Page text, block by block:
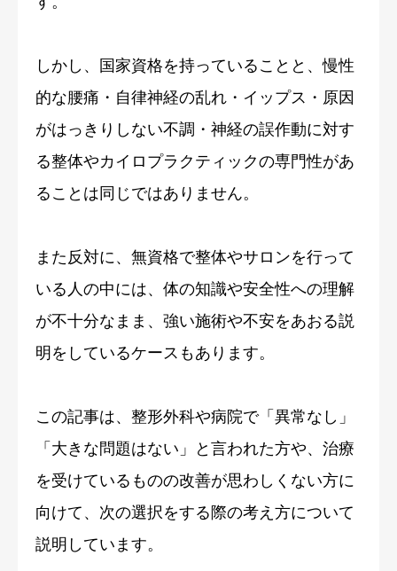
しかし、国家資格を持っていることと、慢性
的な腰痛・自律神経の乱れ・イップス・原因
がはっきりしない不調・神経の誤作動に対す
る整体やカイロプラクティックの専門性があ
ることは同じではありません。
また反対に、無資格で整体やサロンを行って
いる人の中には、体の知識や安全性への理解
が不十分なまま、強い施術や不安をあおる説
明をしているケースもあります。
この記事は、整形外科や病院で「異常なし」
「大きな問題はない」と言われた方や、治療
を受けているものの改善が思わしくない方に
向けて、次の選択をする際の考え方について
説明しています。